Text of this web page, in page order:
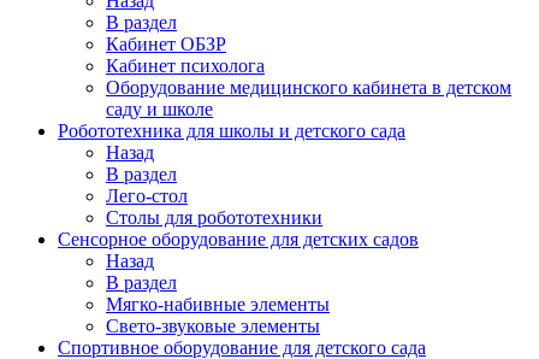
В раздел
Кабинет ОБЗР
Кабинет психолога
Оборудование медицинского кабинета в детском
саду и школе
Робототехника для школы и детского сада
Назад
В раздел
Лего-стол
Столы для робототехники
Сенсорное оборудование для детских садов
Назад
В раздел
Мягко-набивные элементы
Свето-звуковые элементы
Спортивное оборудование для детского сада